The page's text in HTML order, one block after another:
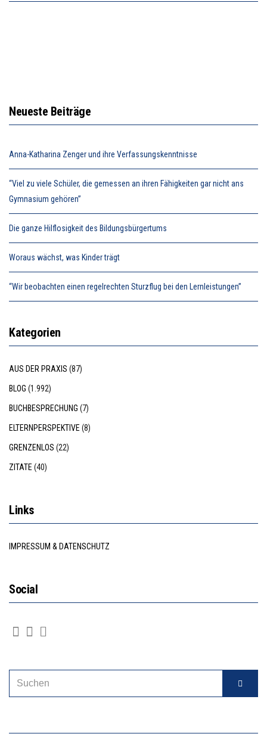
Neueste Beiträge
Anna-Katharina Zenger und ihre Verfassungskenntnisse
“Viel zu viele Schüler, die gemessen an ihren Fähigkeiten gar nicht ans
Gymnasium gehören”
Die ganze Hilflosigkeit des Bildungsbürgertums
Woraus wächst, was Kinder trägt
“Wir beobachten einen regelrechten Sturzflug bei den Lernleistungen”
Kategorien
AUS DER PRAXIS (87)
BLOG (1.992)
BUCHBESPRECHUNG (7)
ELTERNPERSPEKTIVE (8)
GRENZENLOS (22)
ZITATE (40)
Links
IMPRESSUM & DATENSCHUTZ
Social